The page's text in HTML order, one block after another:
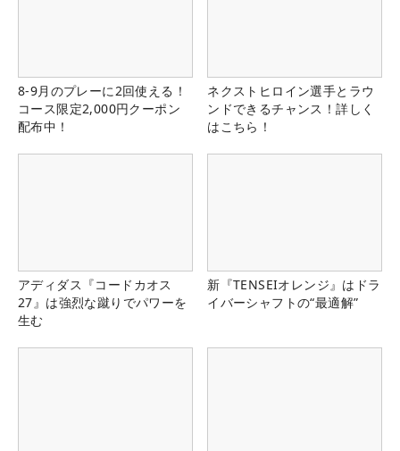
8-9月のプレーに2回使える！
コース限定2,000円クーポン
配布中！
ネクストヒロイン選手とラウ
ンドできるチャンス！詳しく
はこちら！
アディダス『コードカオス
27』は強烈な蹴りでパワーを
生む
新『TENSEIオレンジ』はドラ
イバーシャフトの“最適解”